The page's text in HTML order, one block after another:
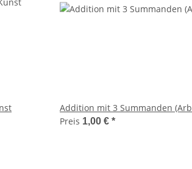
Addition mit 3 Summanden
Preis 1,00 € *